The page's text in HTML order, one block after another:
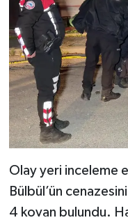
Olay yeri inceleme
Bülbül’ün
4 kovan bulundu.